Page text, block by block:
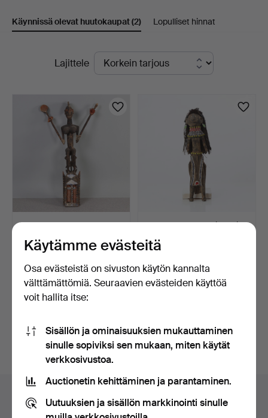
Auktionsverk
yrityksessä
Käynnissä olevat huutokaupat(2) Lopulliset hinnat
Käynnissä
huutokaupat
Lajittele
SATIMBE-NAAMIO.
Veistettyä ja maalattua pu…
5 päivää
4 tarjousta
48 USD
FETISSI. Puuta, lasihelmiä
ym. Kenia, 1900…
2 päivää
Arvio
85 USD
Hakuja voi tehdä myös täällä:meidän arkistomme, jossa
ovat päättyneet huutokaupat.
Käytämme evästeitä
Osa evästeistä on sivuston käytön kannalta
välttämättömiä. Seuraavien evästeiden käyttöä
voit hallita itse:
Sisällön ja ominaisuuksien mukauttaminen
sinulle sopiviksi sen mukaan, miten käytät
verkkosivustoa.
Auctionetin kehittäminen ja parantaminen.
Uutuuksien ja sisällön markkinointi sinulle